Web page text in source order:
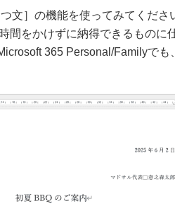
文］の機能を使ってみてくださ
間をかけずに納得できるものに
365 Personal/Familyでも